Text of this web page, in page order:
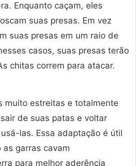
Enquanto caçam, eles
suas presas. Em vez
suas presas em um raio de
casos, suas presas terão
chitas correm para atacar.
muito estreitas e totalmente
de suas patas e voltar
las. Essa adaptação é útil
as garras cavam
para melhor aderência